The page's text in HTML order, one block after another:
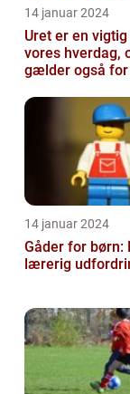
14 januar 2024
Uret er en
vores hverdag,
gælder også for
14 januar 2024
Gåder for børn:
lærerig